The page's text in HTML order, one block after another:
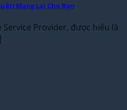
Mang Lại Cho Bạn
Service Provider, được hiểu là